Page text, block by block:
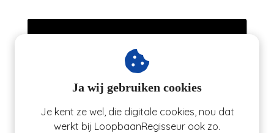
Ja wij gebruiken cookies
Je kent ze wel, die digitale cookies, nou dat
werkt bij LoopbaanRegisseur ook zo.